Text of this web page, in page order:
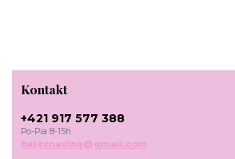
Kontakt
+421 917 577 388
Po-Pia 8-15h
bajecnavlna@gmail.com